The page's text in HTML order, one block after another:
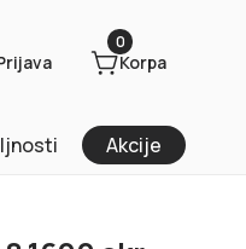
0
Korpa
Akcije